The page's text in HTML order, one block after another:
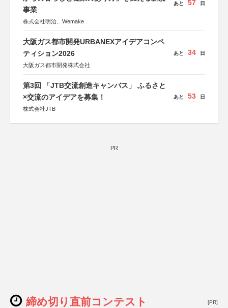
事業
株式会社明治、Wemake
あと 57 日
大阪ガス都市開発URBANEXアイデアコンペ
ティション2026
大阪ガス都市開発株式会社
あと 34 日
第3回 「JTB交流創造キャンバス」 ふるさと
×交流のアイデアを募集！
株式会社JTB
あと 53 日
PR
締め切り直前コンテスト [PR]